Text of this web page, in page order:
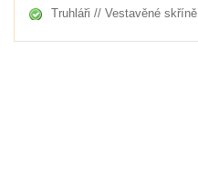
Truhláři // Vestavěné skříně